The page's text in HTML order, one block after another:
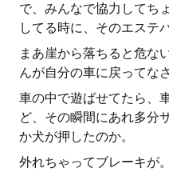
で、みんなで協力してち
してる時に、そのエステ
まあ崖から落ちると危な
んが自分の車に戻ってな
車の中で遊ばせてたら、
ど、その瞬間にあれ多分
か犬が押したのか。
外れちゃってブレーキが。